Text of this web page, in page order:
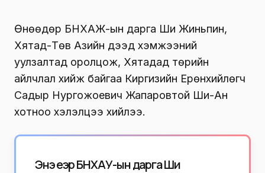
Өнөөдөр БНХАЖ-ын дарга Ши Жиньпин,
Хятад-Төв Азийн дээд хэмжээний
уулзалтад оролцож, Хятадад төрийн
айлчлал хийж байгаа Киргизийн Ерөнхийлөгч
Садыр Нургожоевич Жапаровтой Ши-Ан
хотноо хэлэлцээ хийлээ.
Энэ үеэр БНХАУ-ын дарга Ши